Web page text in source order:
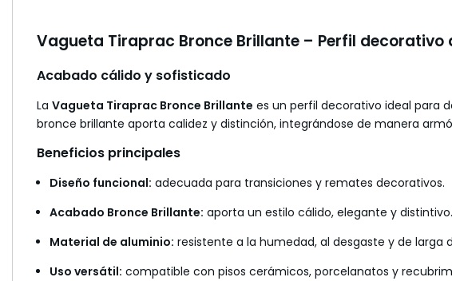
Vagueta Tiraprac Bronce Brillante – Perfil decorativo
Acabado cálido y sofisticado
La Vagueta Tiraprac Bronce Brillante es un perfil decorativo ideal para
bronce brillante aporta calidez y distinción, integrándose de manera
Beneficios principales
Diseño funcional: adecuada para transiciones y remates decorativos.
Acabado Bronce Brillante: aporta un estilo cálido, elegante y distintivo.
Material de aluminio: resistente a la humedad, al desgaste y de larga
Uso versátil: compatible con pisos cerámicos, porcelanatos y